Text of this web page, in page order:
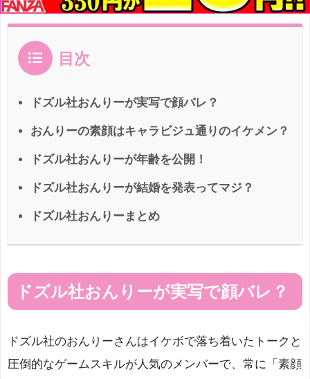
目次
ドズル社おんりーが実写で顔バレ？
おんりーの素顔はキャラビジュ通りのイケメン？
ドズル社おんりーが年齢を公開！
ドズル社おんりーが結婚を発表ってマジ？
ドズル社おんりーまとめ
ドズル社おんりーが実写で顔バレ？
ドズル社のおんりーさんはイケボで落ち着いたトークと
圧倒的なゲームスキルが人気のメンバーで、常に「素顔